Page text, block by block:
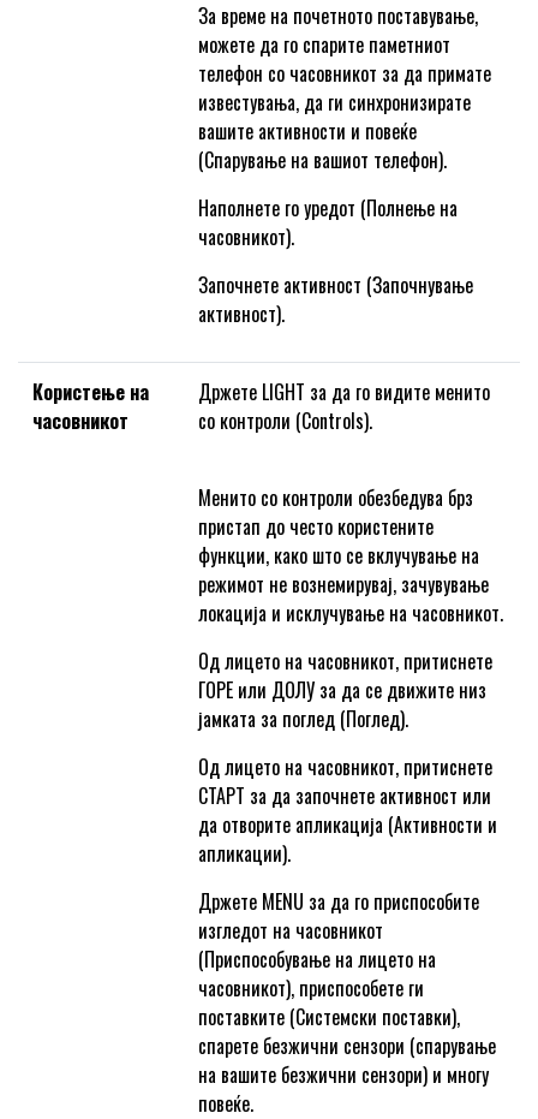
За време на почетното поставување,
можете да го спарите паметниот
телефон со часовникот за да примате
известувања, да ги синхронизирате
вашите активности и повеќе
(Спарување на вашиот телефон).
Наполнете го уредот (Полнење на
часовникот).
Започнете активност (Започнување
активност).
Користење на
часовникот
Држете LIGHT за да го видите менито
со контроли (Controls).
Менито со контроли обезбедува брз
пристап до често користените
функции, како што се вклучување на
режимот не вознемирувај, зачувување
локација и исклучување на часовникот.
Од лицето на часовникот, притиснете
ГОРЕ или ДОЛУ за да се движите низ
јамката за поглед (Поглед).
Од лицето на часовникот, притиснете
СТАРТ за да започнете активност или
да отворите апликација (Активности и
апликации).
Држете MENU за да го приспособите
изгледот на часовникот
(Приспособување на лицето на
часовникот), приспособете ги
поставките (Системски поставки),
спарете безжични сензори (спарување
на вашите безжични сензори) и многу
повеќе.